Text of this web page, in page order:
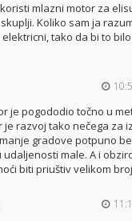
mlazni motor za
Koliko sam ja
tako da bi to
je pogododio točno u
je razvoj tako nečega za
gradove potpuno
udaljenosti male. A i
biti priuštiv velikom